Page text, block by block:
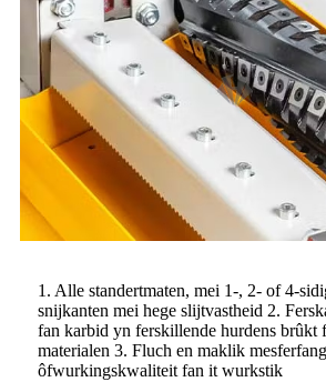
1. Alle standertmaten, mei 1-, 2- of 4-
snijkanten mei hege slijtvastheid 2.
fan karbid yn ferskillende hurdens brûkt
materialen 3. Fluch en maklik
ôfwurkingskwaliteit fan it wurkstik